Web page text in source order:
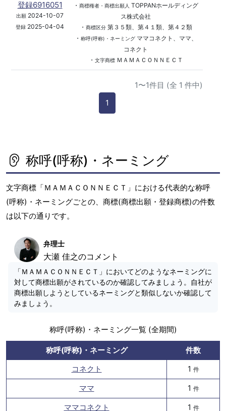
登録6916051
出願 2024-10-07
登録 2025-04-04
・ 商標権者・商標出願人 TOPPANホールディング
ス株式会社
・ 商標区分第３５類、第４１類、第４２類
・ 称呼(呼称)・ネーミングママコネクト、ママ、
コネクト
・ 文字商標ＭＡＭＡＣＯＮＮＥＣＴ
1〜1件目 (全 1 件中)
1
称呼(呼称)・ネーミング
文字商標「ＭＡＭＡＣＯＮＮＥＣＴ」における代表的な称呼
(呼称)・ネーミングごとの、商標(商標出願・登録商標)の件数
は以下の通りです。
弁理士
大瀬 佳之のコメント
「ＭＡＭＡＣＯＮＮＥＣＴ」においてどのようなネーミングに
対して商標出願がされているのか確認してみましょう。自社が
商標出願しようとしているネーミングと類似しないか確認して
みましょう。
称呼(呼称)・ネーミング一覧 (全期間)
称呼(呼称)・ネーミング
件数
コネクト
1 件
ママ 1 件
ママコネクト 1 件